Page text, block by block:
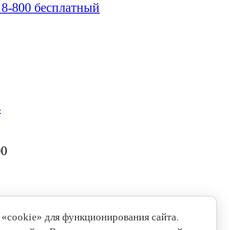
800 бесплатный
для функционирования сайта.